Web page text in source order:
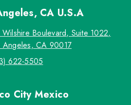
CA U.S.A
Wilshire Boulevard, Suite 1022,
Angeles, CA 90017
622-5505
City Mexico